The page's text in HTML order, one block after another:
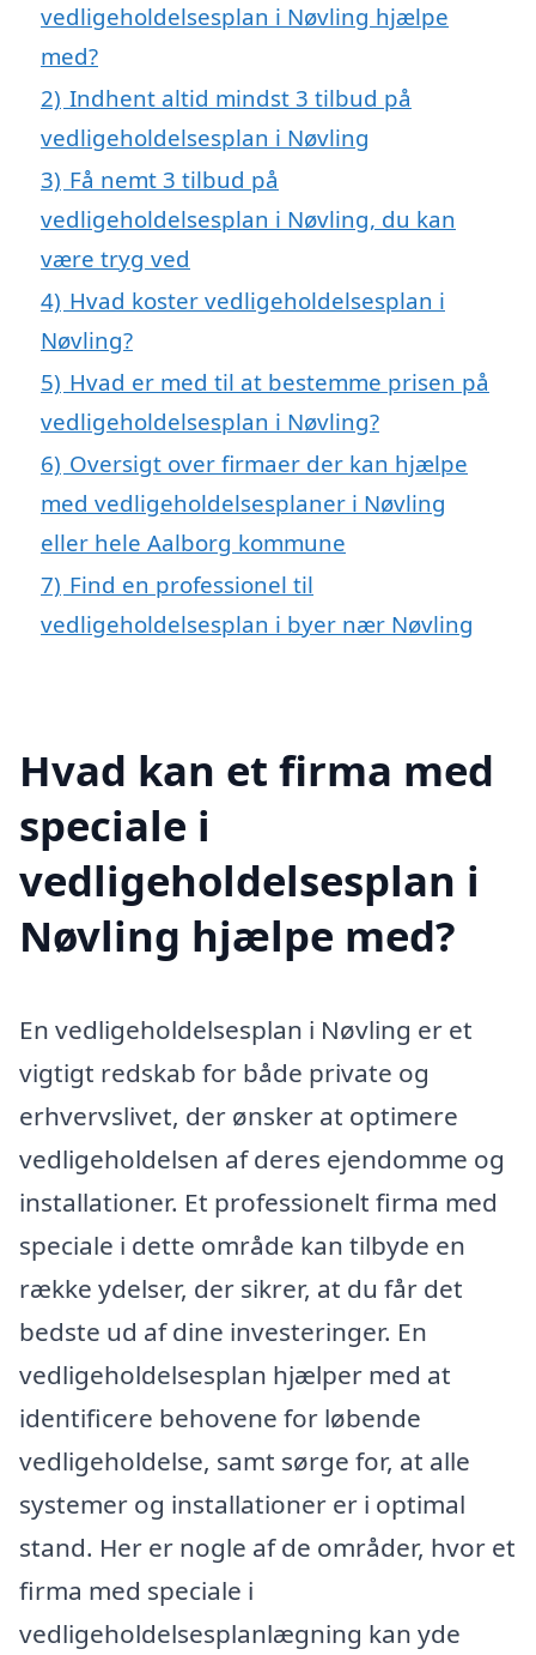
vedligeholdelsesplan i Nøvling hjælpe
med?
2) Indhent altid mindst 3 tilbud på
vedligeholdelsesplan i Nøvling
3) Få nemt 3 tilbud på
vedligeholdelsesplan i Nøvling, du kan
være tryg ved
4) Hvad koster vedligeholdelsesplan i
Nøvling?
5) Hvad er med til at bestemme prisen på
vedligeholdelsesplan i Nøvling?
6) Oversigt over firmaer der kan hjælpe
med vedligeholdelsesplaner i Nøvling
eller hele Aalborg kommune
7) Find en professionel til
vedligeholdelsesplan i byer nær Nøvling
Hvad kan et firma med
speciale i
vedligeholdelsesplan i
Nøvling hjælpe med?
En vedligeholdelsesplan i Nøvling er et
vigtigt redskab for både private og
erhvervslivet, der ønsker at optimere
vedligeholdelsen af deres ejendomme og
installationer. Et professionelt firma med
speciale i dette område kan tilbyde en
række ydelser, der sikrer, at du får det
bedste ud af dine investeringer. En
vedligeholdelsesplan hjælper med at
identificere behovene for løbende
vedligeholdelse, samt sørge for, at alle
systemer og installationer er i optimal
stand. Her er nogle af de områder, hvor et
firma med speciale i
vedligeholdelsesplanlægning kan yde